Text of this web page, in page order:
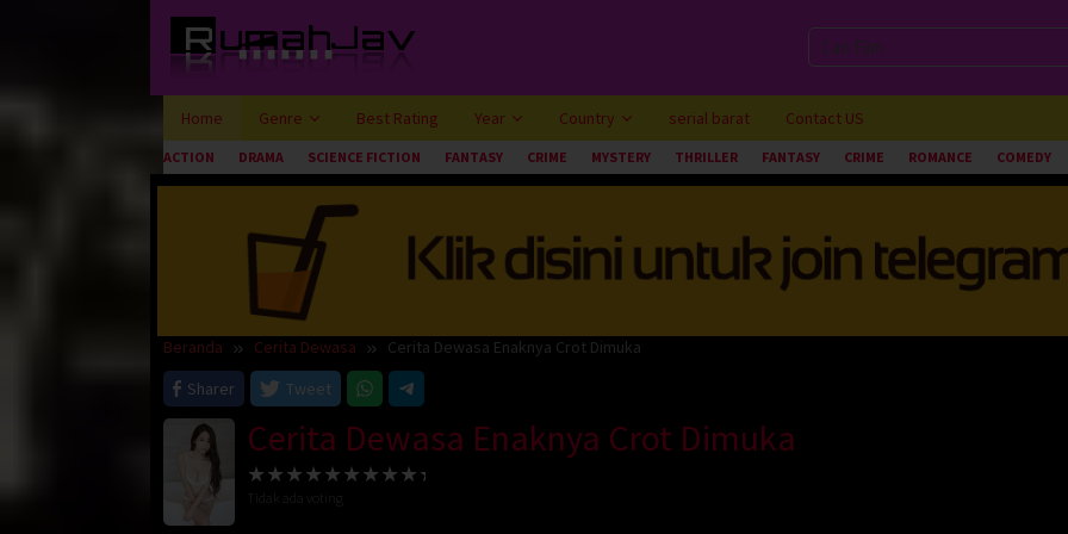
Home Genre Best Rating Year Country serial barat Contact US
ACTION DRAMA SCIENCE FICTION FANTASY CRIME MYSTERY THRILLER FANTASY CRIME ROMANCE COMEDY
Beranda Cerita Dewasa
Cerita Dewasa Enaknya Crot Dimuka
Sharer
Tweet
Cerita Dewasa Enaknya Crot Dimuka
Tidak ada voting